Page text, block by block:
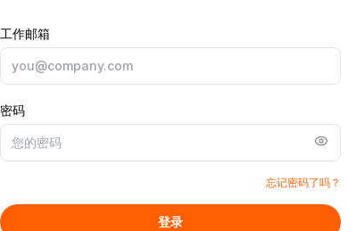
工作邮箱
密码
忘记密码了吗？
登录